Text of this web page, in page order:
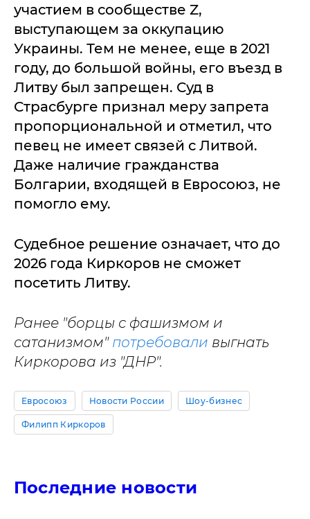
участием в сообществе Z,
выступающем за оккупацию
Украины. Тем не менее, еще в 2021
году, до большой войны, его въезд в
Литву был запрещен. Суд в
Страсбурге признал меру запрета
пропорциональной и отметил, что
певец не имеет связей с Литвой.
Даже наличие гражданства
Болгарии, входящей в Евросоюз, не
помогло ему.
Судебное решение означает, что до
2026 года Киркоров не сможет
посетить Литву.
Ранее "борцы с фашизмом и
сатанизмом" потребовали выгнать
Киркорова из "ДНР".
Евросоюз Новости России Шоу-бизнес
Филипп Киркоров
Последние новости